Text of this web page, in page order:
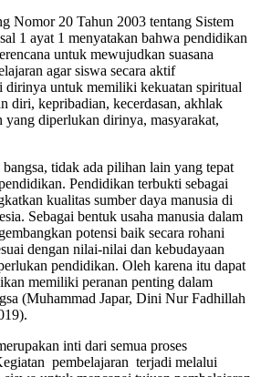
Nomor 20 Tahun 2003 tentang Sistem
1 ayat 1 menyatakan bahwa pendidikan
untuk mewujudkan suasana
agar siswa secara aktif
dirinya untuk memiliki kekuatan spiritual
diri, kepribadian, kecerdasan, akhlak
yang diperlukan dirinya, masyarakat,
tidak ada pilihan lain yang tepat
Pendidikan terbukti sebagai
kualitas sumber daya manusia di
Sebagai bentuk usaha manusia dalam
potensi baik secara rohani
dengan nilai-nilai dan kebudayaan
pendidikan. Oleh karena itu dapat
memiliki peranan penting dalam
(Muhammad Japar, Dini Nur Fadhillah
inti dari semua proses
pembelajaran terjadi melalui